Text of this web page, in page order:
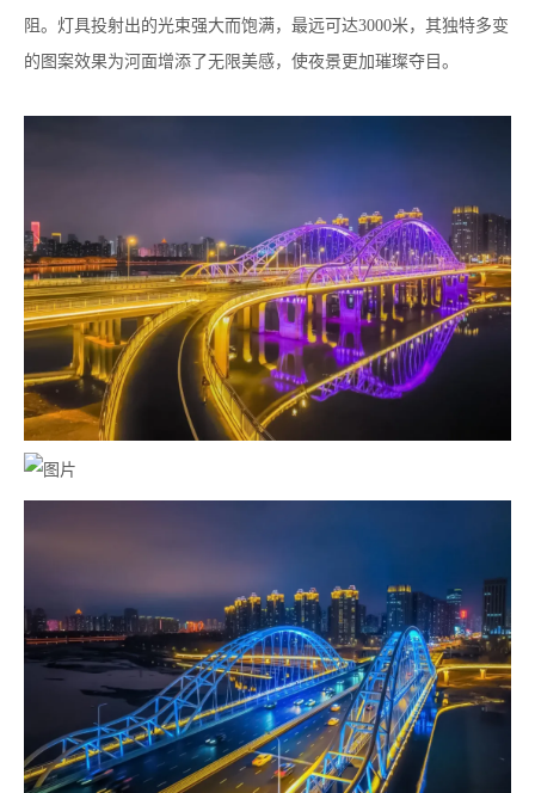
阻。灯具投射出的光束强大而饱满，最远可达3000米，其独特多变
的图案效果为河面增添了无限美感，使夜景更加璀璨夺目。